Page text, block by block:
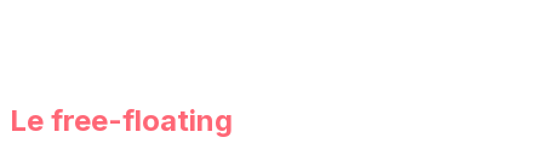
Le free-floating